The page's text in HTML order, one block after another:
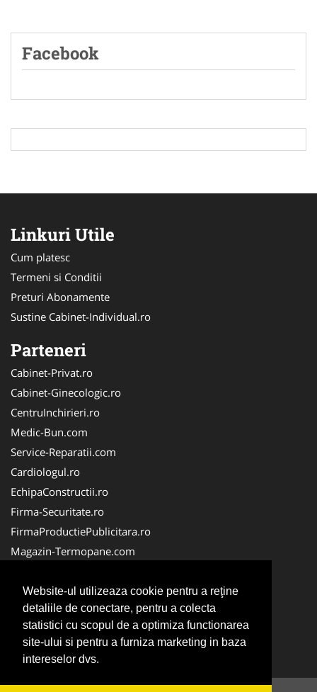
Website-ul utilizeaza cookie pentru a reţine
detaliile de conectare, pentru a colecta
statistici cu scopul de a optimiza functionarea
site-ului si pentru a furniza marketing in baza
intereselor dvs.
Facebook
Linkuri Utile
Cum platesc
Termeni si Conditii
Preturi Abonamente
Sustine Cabinet-Individual.ro
Parteneri
Cabinet-Privat.ro
Cabinet-Ginecologic.ro
CentruInchirieri.ro
Medic-Bun.com
Service-Reparatii.com
Cardiologul.ro
EchipaConstructii.ro
Firma-Securitate.ro
FirmaProductiePublicitara.ro
Magazin-Termopane.com
CramaVinuri.ro
FirmaTractariAuto.ro
InstalatiiSolare.com
Pescaresc.ro